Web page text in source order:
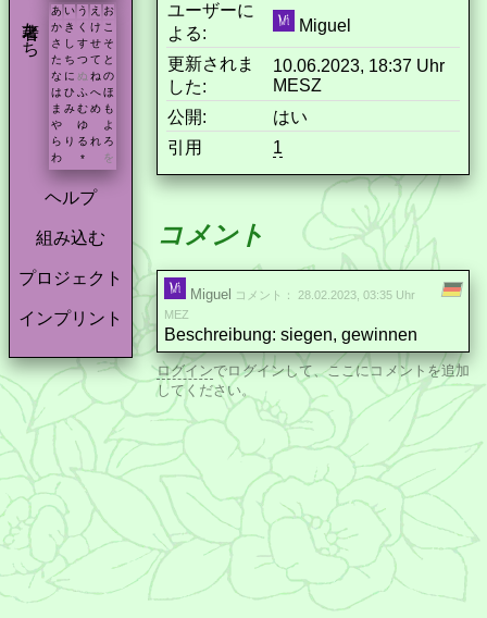
著者たち あ い う え お
か き く け こ
さ
し す せ そ
た ち つ て と
な に ぬ ね の
は ひ ふ へ ほ
ま み む め も
や
ゆ
よ
ら り る れ ろ
わ
* を
ヘルプ
組み込む
プロジェクト
インプリント
ユーザーに
よる:
Miguel
更新されま
した:
10.06.2023, 18:37 Uhr
MESZ
公開:
はい
引用
1
コメント
Miguel
コメント： 28.02.2023, 03:35 Uhr
MEZ
Beschreibung: siegen, gewinnen
ログインでログインして、ここにコメントを追加
してください。